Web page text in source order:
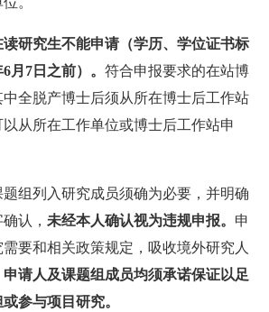
读研究生不能申请（学历、学位证书标
月7日之前）。 符合申报要求的在站博
全脱产博士后须从所在博士后工作站
从所在工作单位或博士后工作站申
题组列入研究成员须确为必要，并明确
认， 未经本人确认视为违规申报。 申
要和相关政策规定，吸收境外研究人
申请人及课题组成员均须承诺保证以足
参与项目研究。